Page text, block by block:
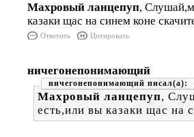
Махровый ланцепуп,
казаки щас на синем коне
Ответить Цитировать
ничегонепонимающий
ничегонепонимающий
Махровый ланцепуп,
есть,или вы казаки щас на